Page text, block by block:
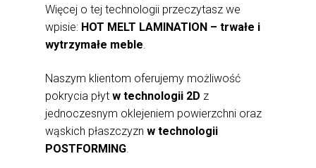
Więcej o tej technologii przeczytasz we
wpisie: HOT MELT LAMINATION – trwałe i
wytrzymałe meble.
Naszym klientom oferujemy możliwość
pokrycia płyt w technologii 2D z
jednoczesnym oklejeniem powierzchni oraz
wąskich płaszczyzn w technologii
POSTFORMING